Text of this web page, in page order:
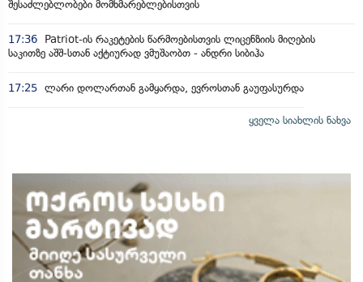
შესაძლებლობები მომხმარებლებისთვის
17:36
Patriot-ის რაკეტების წარმოებისთვის ლიცენზიის მიღების
საკითზე აშშ-სთან აქტიურად ვმუშაობთ - ანდრი სიბიჰა
17:25 ლარი დოლართან გამყარდა, ევროსთან გაუფასურდა
ყველა სიახლის ნახვა